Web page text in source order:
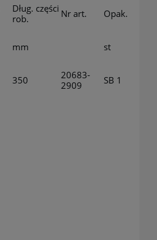
Dług. części
rob.
Nr art. Opak.
mm st
350
20683-
2909
SB 1